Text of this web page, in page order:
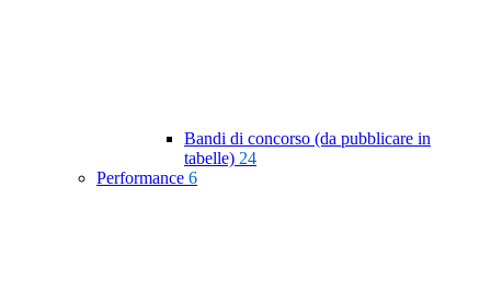
Bandi di concorso (da pubblicare in
tabelle) 24
Performance 6